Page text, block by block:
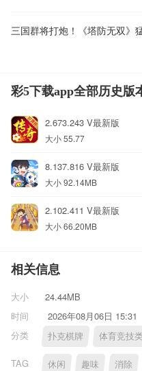
彩5下载app全部历史版
2.673.243 V最新版
大小 55.77
8.137.816 V最新版
大小 92.14MB
2.102.411 V最新版
大小 66.20MB
相关信息
大小
24.44MB
时间
2026年08月06日 15:31
分类
扑克棋牌 体育竞技
TAG 休闲 趣味 消除